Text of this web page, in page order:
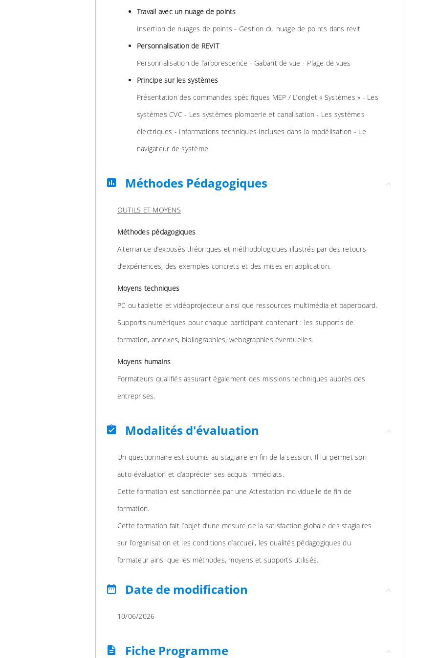
Travail avec un nuage de points
Insertion de nuages de points - Gestion du nuage de points dans revit
Personnalisation de REVIT
Personnalisation de l’arborescence - Gabarit de vue - Plage de vues
Principe sur les systèmes
Présentation des commandes spécifiques MEP / L’onglet « Systèmes » - Les
systèmes CVC - Les systèmes plomberie et canalisation - Les systèmes
électriques - Informations techniques incluses dans la modélisation - Le
navigateur de système
assessment Méthodes Pédagogiques
OUTILS ET MOYENS
Méthodes pédagogiques
Alternance d’exposés théoriques et méthodologiques illustrés par des retours
d’expériences, des exemples concrets et des mises en application.
Moyens techniques
PC ou tablette et vidéoprojecteur ainsi que ressources multimédia et paperboard.
Supports numériques pour chaque participant contenant : les supports de
formation, annexes, bibliographies, webographies éventuelles.
Moyens humains
Formateurs qualifiés assurant également des missions techniques auprès des
entreprises.
assignment_turned_in Modalités d'évaluation
Un questionnaire est soumis au stagiaire en fin de la session. Il lui permet son
auto-évaluation et d’apprécier ses acquis immédiats.
Cette formation est sanctionnée par une Attestation individuelle de fin de
formation.
Cette formation fait l’objet d’une mesure de la satisfaction globale des stagiaires
sur l’organisation et les conditions d’accueil, les qualités pédagogiques du
formateur ainsi que les méthodes, moyens et supports utilisés.
date_range Date de modification
10/06/2026
description Fiche Programme